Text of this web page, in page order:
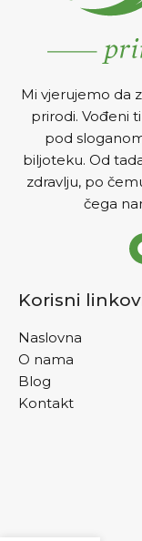
Mi vjerujemo da
prirodi. Vođeni
pod
biljoteku. Od
zdravlju, po
čega
Korisni
Naslovna
O nama
Blog
Kontakt